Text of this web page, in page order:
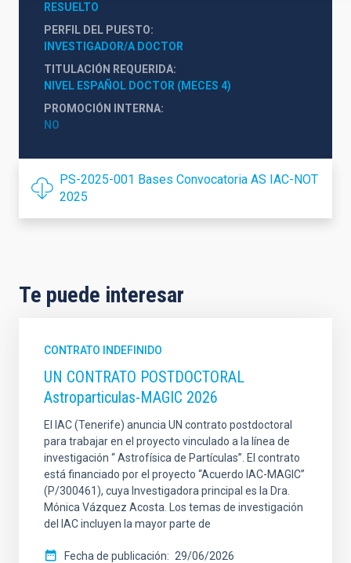
RESUELTO
PERFIL DEL PUESTO
INVESTIGADOR/A DOCTOR
TITULACIÓN REQUERIDA
NIVEL ESPAÑOL DOCTOR (MECES 4)
PROMOCIÓN INTERNA
NO
PS-2025-001 Bases Convocatoria AS IAC-NOT
2025
Te puede interesar
CONTRATO INDEFINIDO
UN CONTRATO POSTDOCTORAL
Astroparticulas-MAGIC 2026
El IAC (Tenerife) anuncia UN contrato postdoctoral
para trabajar en el proyecto vinculado a la línea de
investigación “ Astrofísica de Partículas”. El contrato
está financiado por el proyecto “Acuerdo IAC-MAGIC”
(P/300461), cuya Investigadora principal es la Dra.
Mónica Vázquez Acosta. Los temas de investigación
del IAC incluyen la mayor parte de
Fecha de publicación
29/06/2026